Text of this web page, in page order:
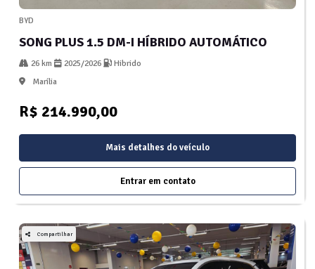
BYD
SONG PLUS 1.5 DM-I HÍBRIDO AUTOMÁTICO
26 km 2025/2026
Hibrido
Marília
R$ 214.990,00
Mais detalhes do veículo
Entrar em contato
Compartilhar